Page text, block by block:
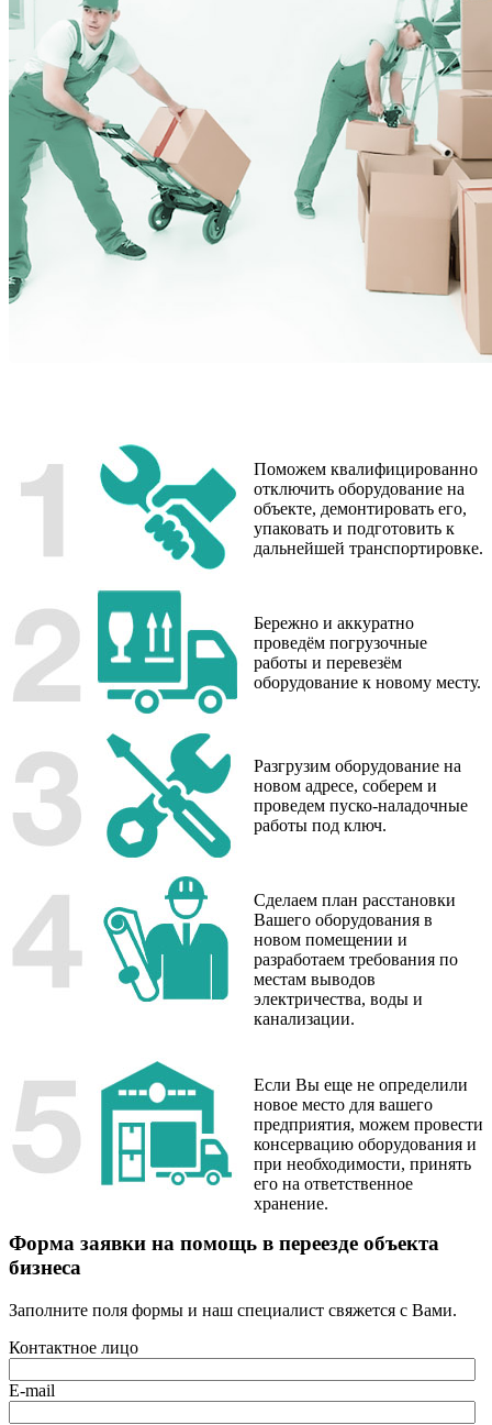
Поможем квалифицированно
отключить оборудование на
объекте, демонтировать его,
упаковать и подготовить к
дальнейшей транспортировке.
Бережно и аккуратно
проведём погрузочные
работы и перевезём
оборудование к новому месту.
Разгрузим оборудование на
новом адресе, соберем и
проведем пуско-наладочные
работы под ключ.
Сделаем план расстановки
Вашего оборудования в
новом помещении и
разработаем требования по
местам выводов
электричества, воды и
канализации.
Если Вы еще не определили
новое место для вашего
предприятия, можем провести
консервацию оборудования и
при необходимости, принять
его на ответственное
хранение.
Форма заявки на помощь в переезде объекта
бизнеса
Заполните поля формы и наш специалист свяжется с Вами.
Контактное лицо
E-mail